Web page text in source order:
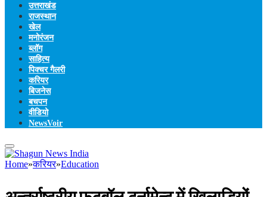
उत्तराखंड
राजस्थान
खेल
मनोरंजन
ब्लॉग
साहित्य
पिक्चर गैलरी
करियर
बिजनेस
बचपन
वीडियो
NewsVoir
Home»करियर»Education